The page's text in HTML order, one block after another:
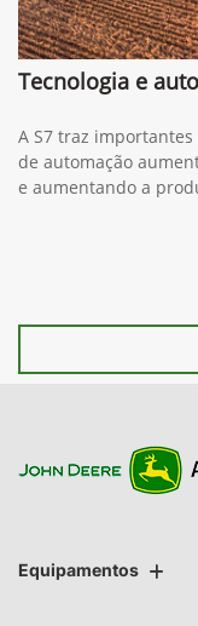
Tecnologia e
A S7 traz
de automação
e aumentando a
Equipamentos